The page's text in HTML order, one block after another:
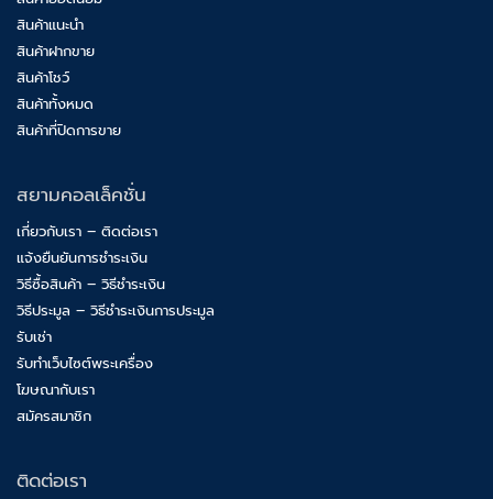
สินค้าแนะนำ
สินค้าฝากขาย
สินค้าโชว์
สินค้าทั้งหมด
สินค้าที่ปิดการขาย
สยามคอลเล็คชั่น
เกี่ยวกับเรา – ติดต่อเรา
แจ้งยืนยันการชำระเงิน
วิธีซื้อสินค้า – วิธีชำระเงิน
วิธีประมูล – วิธีชำระเงินการประมูล
รับเช่า
รับทำเว็บไซต์พระเครื่อง
โฆษณากับเรา
สมัครสมาชิก
ติดต่อเรา